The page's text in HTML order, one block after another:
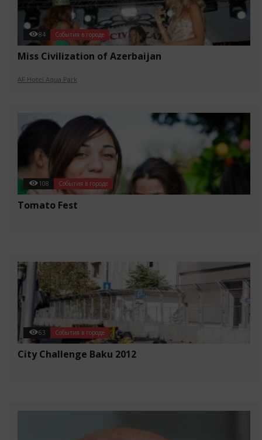
84 События в городе
Miss Civilization of Azerbaijan
AF Hotel Aqua Park
108 События в городе
Tomato Fest
63 События в городе
City Challenge Baku 2012